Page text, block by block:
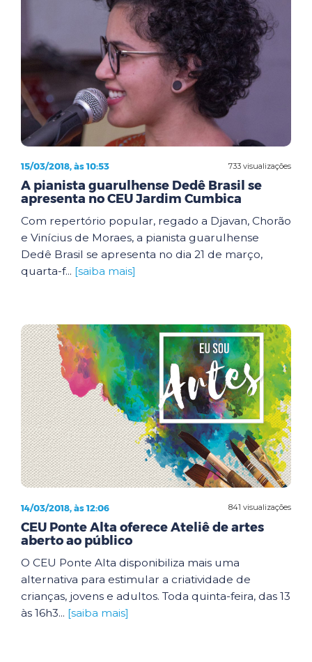
733 visualizações
15/03/2018, às 10:53
A pianista guarulhense Dedê Brasil se
apresenta no CEU Jardim Cumbica
Com repertório popular, regado a Djavan, Chorão
e Vinícius de Moraes, a pianista guarulhense
Dedê Brasil se apresenta no dia 21 de março,
quarta-f... [saiba mais]
841 visualizações
14/03/2018, às 12:06
CEU Ponte Alta oferece Ateliê de artes
aberto ao público
O CEU Ponte Alta disponibiliza mais uma
alternativa para estimular a criatividade de
crianças, jovens e adultos. Toda quinta-feira, das 13
às 16h3... [saiba mais]